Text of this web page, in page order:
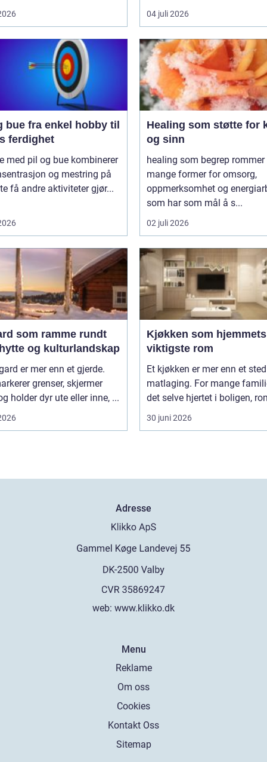
04 juli 2026
hobby til
ferdighet
med pil og bue kombinerer
og mestring på
få andre aktiviteter gjør...
Healing som støtte for
og sinn
healing som begrep rommer
mange former for omsorg,
oppmerksomhet og
som har som mål å s...
02 juli 2026
som ramme rundt
og kulturlandskap
er mer enn et gjerde.
grenser, skjermer
holder dyr ute eller inne, ...
Kjøkken som hjemmets
viktigste rom
Et kjøkken er mer enn et
matlaging. For mange
det selve hjertet i boligen,
30 juni 2026
Adresse
web: www.klikko.dk
Menu
Reklame
Om oss
Cookies
Kontakt Oss
Sitemap